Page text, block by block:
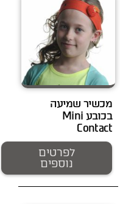
מכשיר שמיעה
בכובע Mini
Contact
לפרטים
נוספים